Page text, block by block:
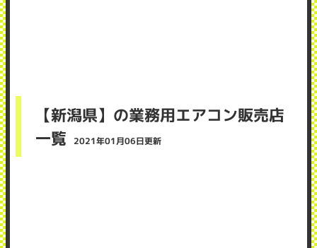
【新潟県】の業務用エアコン販売店
一覧
2021年01月06日更新